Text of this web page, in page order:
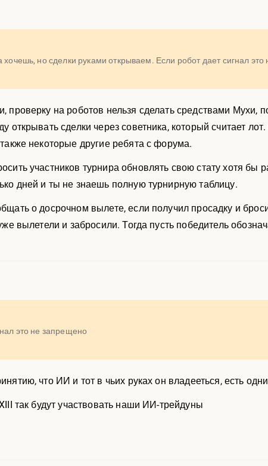
хочешь, но сделки руками открываем. Если робот дает сигнал
проверку на роботов нельзя сделать средствами
открывать сделки через советника, который считает
некоторые другие ребята с форума.
участников турнира обновлять свою стату хотя бы
дней и ты не знаешь полную турнирную таблицу.
о досрочном вылете, если получил просадку и
вылетели и забросили. Тогда пусть победитель
это не запрещено
что ИИ и тот в чьих руках он владееться, есть
так будут участвовать наши ИИ-трейдуны